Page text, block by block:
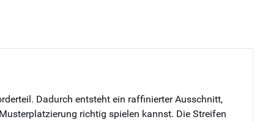
Dadurch entsteht ein raffinierter Ausschnitt,
richtig spielen kannst. Die Streifen